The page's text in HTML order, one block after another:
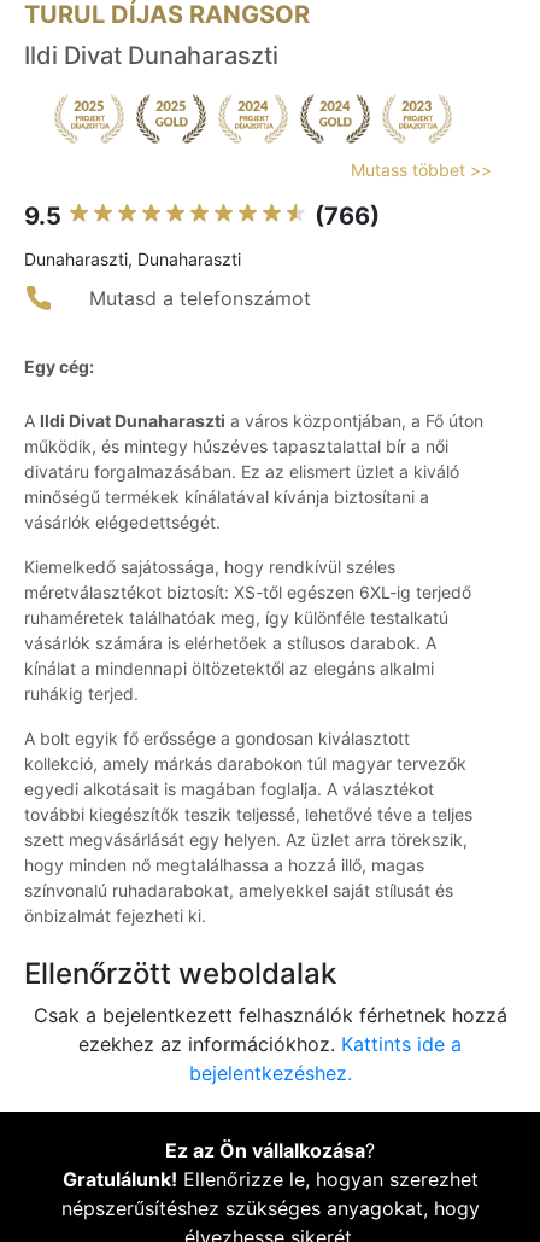
TURUL DÍJAS RANGSOR
Ildi Divat Dunaharaszti
Mutass többet >>
9.5 (766)
Dunaharaszti, Dunaharaszti
Mutasd a telefonszámot
Egy cég:
A Ildi Divat Dunaharaszti a város központjában, a Fő úton
működik, és mintegy húszéves tapasztalattal bír a női
divatáru forgalmazásában. Ez az elismert üzlet a kiváló
minőségű termékek kínálatával kívánja biztosítani a
vásárlók elégedettségét.
Kiemelkedő sajátossága, hogy rendkívül széles
méretválasztékot biztosít: XS-től egészen 6XL-ig terjedő
ruhaméretek találhatóak meg, így különféle testalkatú
vásárlók számára is elérhetőek a stílusos darabok. A
kínálat a mindennapi öltözetektől az elegáns alkalmi
ruhákig terjed.
A bolt egyik fő erőssége a gondosan kiválasztott
kollekció, amely márkás darabokon túl magyar tervezők
egyedi alkotásait is magában foglalja. A választékot
további kiegészítők teszik teljessé, lehetővé téve a teljes
szett megvásárlását egy helyen. Az üzlet arra törekszik,
hogy minden nő megtalálhassa a hozzá illő, magas
színvonalú ruhadarabokat, amelyekkel saját stílusát és
önbizalmát fejezheti ki.
Ellenőrzött weboldalak
Csak a bejelentkezett felhasználók férhetnek hozzá
ezekhez az információkhoz. Kattints ide a
bejelentkezéshez.
Ez az Ön vállalkozása?
Gratulálunk! Ellenőrizze le, hogyan szerezhet
népszerűsítéshez szükséges anyagokat, hogy